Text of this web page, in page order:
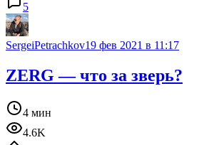
5
SergeiPetrachkov19 фев 2021 в 11:17
ZERG — что за зверь?
4 мин
4.6K